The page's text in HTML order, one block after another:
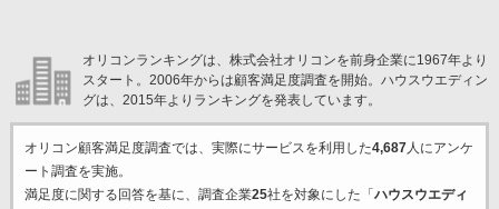
オリコンランキングは、株式会社オリコンを前身企業に1967年より
スタート。2006年からは顧客満足度調査を開始。ハウスウエディン
グは、2015年よりランキングを発表しています。
オリコン顧客満足度調査では、実際にサービスを利用した4,687人にアンケ
ート調査を実施。
満足度に関する回答を基に、調査企業25社を対象にした「 ハウスウエディ